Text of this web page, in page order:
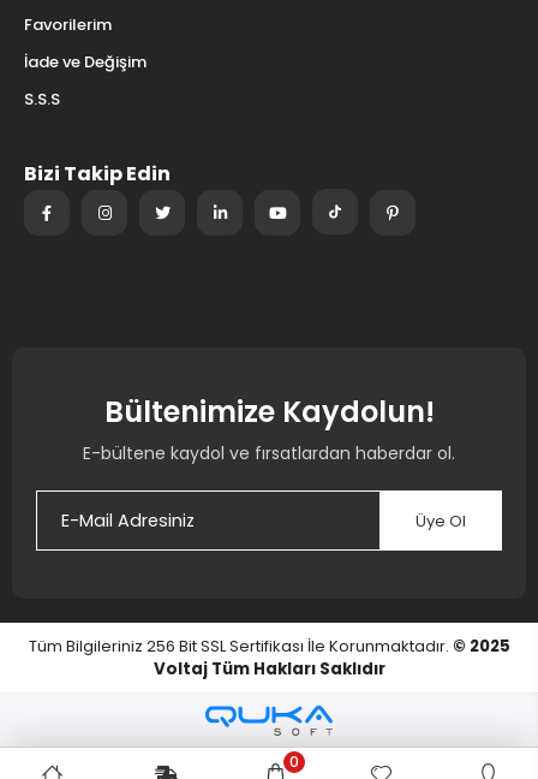
Favorilerim
İade ve Değişim
S.S.S
Bizi Takip Edin
Bültenimize Kaydolun!
E-bültene kaydol ve fırsatlardan haberdar ol.
Üye Ol
Tüm Bilgileriniz 256 Bit SSL Sertifikası İle Korunmaktadır. © 2025
Voltaj Tüm Hakları Saklıdır
0